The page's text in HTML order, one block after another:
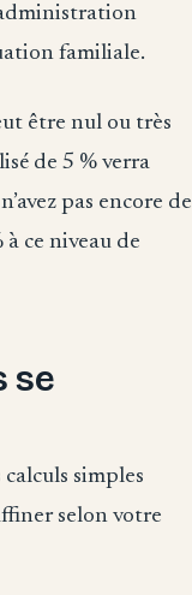
familiale.
être nul ou très
de 5 % verra
pas encore de
ce niveau de
se
simples
selon votre